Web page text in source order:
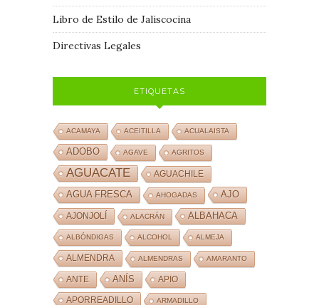
Libro de Estilo de Jaliscocina
Directivas Legales
ETIQUETAS
ACAMAYA ACEITILLA ACUALAISTA
ADOBO AGAVE AGRITOS
AGUACATE AGUACHILE
AGUA FRESCA AHOGADAS AJO
AJONJOLÍ ALACRÁN ALBAHACA
ALBÓNDIGAS ALCOHOL ALMEJA
ALMENDRA ALMENDRAS AMARANTO
ANTE ANÍS APIO
APORREADILLO ARMADILLO